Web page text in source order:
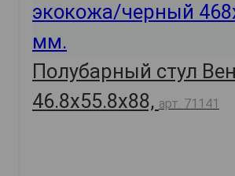
Полубарный стул
46.8х55.8х88, арт. 71141